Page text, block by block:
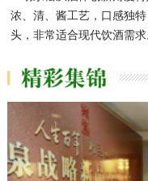
浓、清、酱工艺，口感独
头，非常适合现代饮酒需求